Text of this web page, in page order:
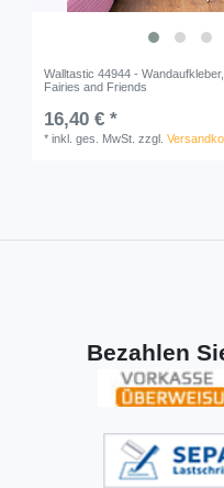
Walltastic 44944 -
Fairies and Friends
16,40 € *
*inkl. ges. MwSt. zzgl.
Bezahlen